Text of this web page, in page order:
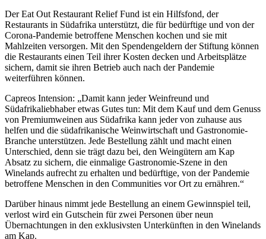
Der Eat Out Restaurant Relief Fund ist ein Hilfsfond, der
Restaurants in Südafrika unterstützt, die für bedürftige und von der
Corona-Pandemie betroffene Menschen kochen und sie mit
Mahlzeiten versorgen. Mit den Spendengeldern der Stiftung können
die Restaurants einen Teil ihrer Kosten decken und Arbeitsplätze
sichern, damit sie ihren Betrieb auch nach der Pandemie
weiterführen können.
Capreos Intension: „Damit kann jeder Weinfreund und
Südafrikaliebhaber etwas Gutes tun: Mit dem Kauf und dem Genuss
von Premiumweinen aus Südafrika kann jeder von zuhause aus
helfen und die südafrikanische Weinwirtschaft und Gastronomie-
Branche unterstützen. Jede Bestellung zählt und macht einen
Unterschied, denn sie trägt dazu bei, den Weingütern am Kap
Absatz zu sichern, die einmalige Gastronomie-Szene in den
Winelands aufrecht zu erhalten und bedürftige, von der Pandemie
betroffene Menschen in den Communities vor Ort zu ernähren.“
Darüber hinaus nimmt jede Bestellung an einem Gewinnspiel teil,
verlost wird ein Gutschein für zwei Personen über neun
Übernachtungen in den exklusivsten Unterkünften in den Winelands
am Kap.